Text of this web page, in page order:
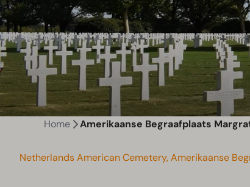
Home Amerikaanse Begraafplaats
Netherlands American Cemetery, Amerikaanse